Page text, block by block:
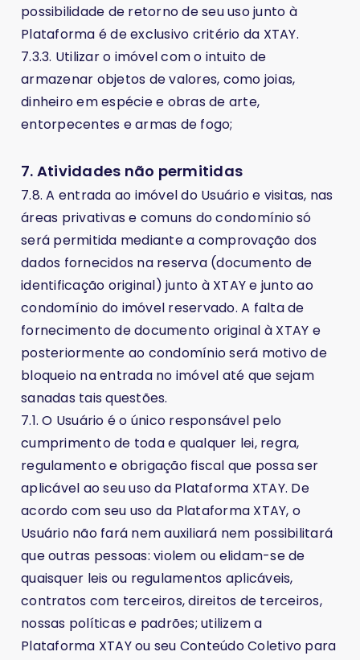
possibilidade de retorno de seu uso junto à
Plataforma é de exclusivo critério da XTAY.
7.3.3. Utilizar o imóvel com o intuito de
armazenar objetos de valores, como joias,
dinheiro em espécie e obras de arte,
entorpecentes e armas de fogo;
7. Atividades não permitidas
7.8. A entrada ao imóvel do Usuário e visitas, nas
áreas privativas e comuns do condomínio só
será permitida mediante a comprovação dos
dados fornecidos na reserva (documento de
identificação original) junto à XTAY e junto ao
condomínio do imóvel reservado. A falta de
fornecimento de documento original à XTAY e
posteriormente ao condomínio será motivo de
bloqueio na entrada no imóvel até que sejam
sanadas tais questões.
7.1. O Usuário é o único responsável pelo
cumprimento de toda e qualquer lei, regra,
regulamento e obrigação fiscal que possa ser
aplicável ao seu uso da Plataforma XTAY. De
acordo com seu uso da Plataforma XTAY, o
Usuário não fará nem auxiliará nem possibilitará
que outras pessoas: violem ou elidam-se de
quaisquer leis ou regulamentos aplicáveis,
contratos com terceiros, direitos de terceiros,
nossas políticas e padrões; utilizem a
Plataforma XTAY ou seu Conteúdo Coletivo para